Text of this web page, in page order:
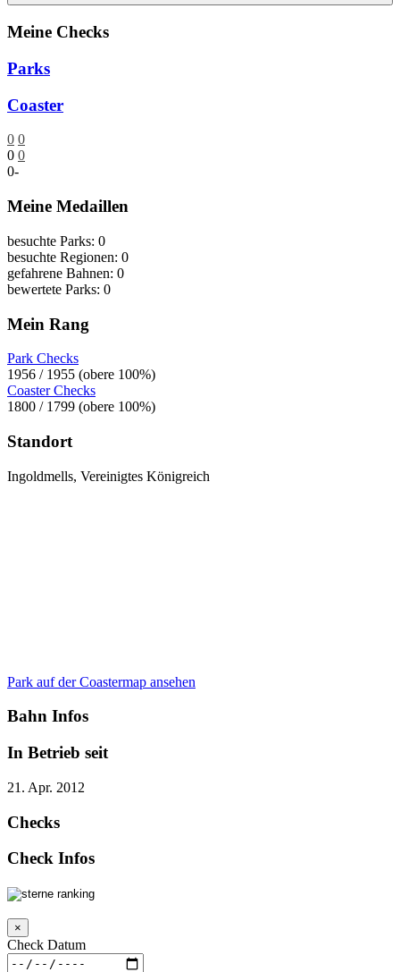
Meine Checks
Parks
Coaster
0 0
0 0
0-
Meine Medaillen
besuchte Parks: 0
besuchte Regionen: 0
gefahrene Bahnen: 0
bewertete Parks: 0
Mein Rang
Park Checks
1956 / 1955 (obere 100%)
Coaster Checks
1800 / 1799 (obere 100%)
Standort
Ingoldmells, Vereinigtes Königreich
Park auf der Coastermap ansehen
Bahn Infos
In Betrieb seit
21. Apr. 2012
Checks
Check Infos
×
Check Datum